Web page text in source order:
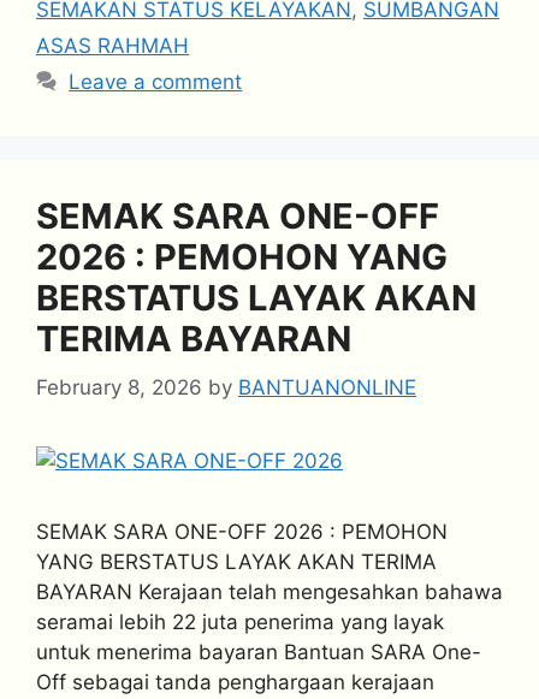
SEMAKAN STATUS KELAYAKAN, SUMBANGAN
ASAS RAHMAH
Leave a comment
SEMAK SARA ONE-OFF
2026 : PEMOHON YANG
BERSTATUS LAYAK AKAN
TERIMA BAYARAN
February 8, 2026 by BANTUANONLINE
SEMAK SARA ONE-OFF 2026 : PEMOHON
YANG BERSTATUS LAYAK AKAN TERIMA
BAYARAN Kerajaan telah mengesahkan bahawa
seramai lebih 22 juta penerima yang layak
untuk menerima bayaran Bantuan SARA One-
Off sebagai tanda penghargaan kerajaan